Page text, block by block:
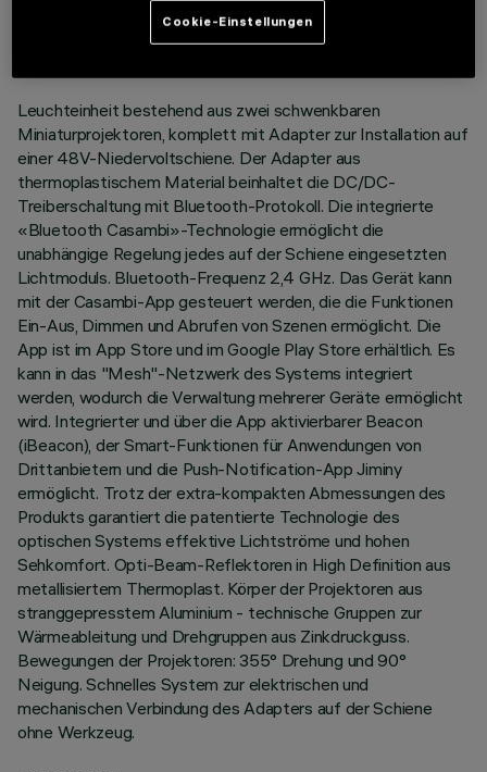
LETZTES UPDATE: 07.08.2026
Leuchteinheit bestehend aus zwei schwenkbaren
Miniaturprojektoren, komplett mit Adapter zur Installation auf
einer 48V-Niedervoltschiene. Der Adapter aus
thermoplastischem Material beinhaltet die DC/DC-
Treiberschaltung mit Bluetooth-Protokoll. Die integrierte
«Bluetooth Casambi»-Technologie ermöglicht die
unabhängige Regelung jedes auf der Schiene eingesetzten
Lichtmoduls. Bluetooth-Frequenz 2,4 GHz. Das Gerät kann
mit der Casambi-App gesteuert werden, die die Funktionen
Ein-Aus, Dimmen und Abrufen von Szenen ermöglicht. Die
App ist im App Store und im Google Play Store erhältlich. Es
kann in das "Mesh"-Netzwerk des Systems integriert
werden, wodurch die Verwaltung mehrerer Geräte ermöglicht
wird. Integrierter und über die App aktivierbarer Beacon
(iBeacon), der Smart-Funktionen für Anwendungen von
Drittanbietern und die Push-Notification-App Jiminy
ermöglicht. Trotz der extra-kompakten Abmessungen des
Produkts garantiert die patentierte Technologie des
optischen Systems effektive Lichtströme und hohen
Sehkomfort. Opti-Beam-Reflektoren in High Definition aus
metallisiertem Thermoplast. Körper der Projektoren aus
stranggepresstem Aluminium - technische Gruppen zur
Wärmeableitung und Drehgruppen aus Zinkdruckguss.
Bewegungen der Projektoren: 355° Drehung und 90°
Neigung. Schnelles System zur elektrischen und
mechanischen Verbindung des Adapters auf der Schiene
ohne Werkzeug.
Cookie-Einstellungen